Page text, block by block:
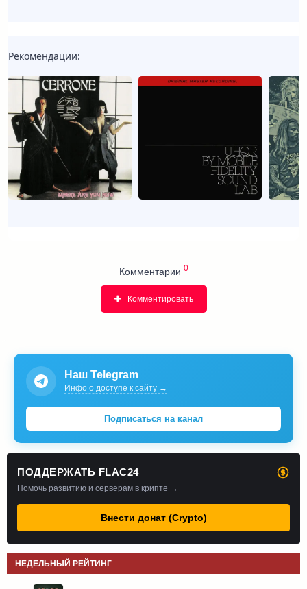
Рекомендации:
Комментарии 0
Комментировать
Наш Telegram
Инфо о доступе к сайту →
Подписаться на канал
ПОДДЕРЖАТЬ FLAC24
Помочь развитию и серверам в крипте →
Внести донат (Crypto)
НЕДЕЛЬНЫЙ РЕЙТИНГ